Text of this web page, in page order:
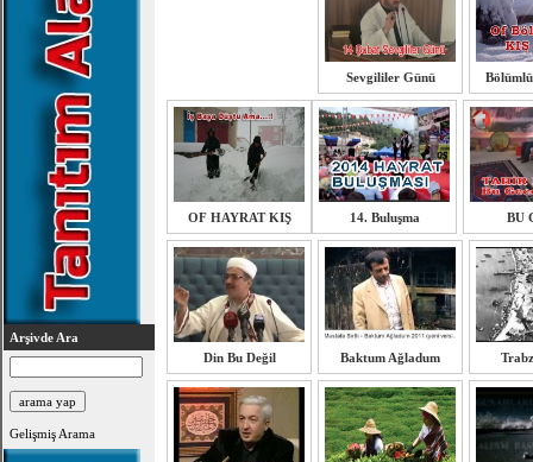
Arşivde Ara
Gelişmiş Arama
Sevgililer Günü
OF HAYRAT KIŞ 14. Buluşma BU
Din Bu Değil Baktum Ağladum